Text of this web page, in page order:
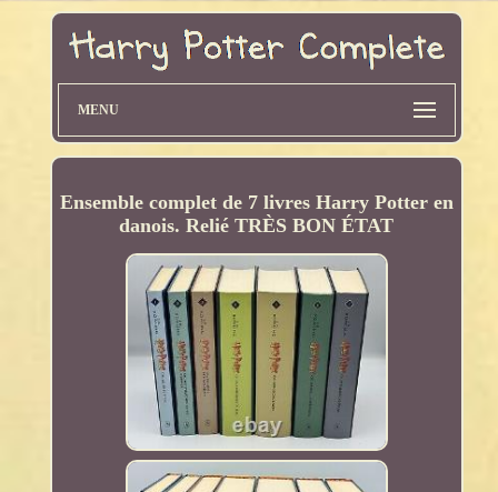
MENU
Ensemble complet de 7 livres Harry Potter en
danois. Relié TRÈS BON ÉTAT